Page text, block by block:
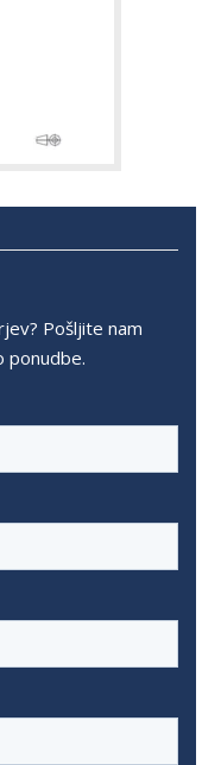
Pošljite nam
ponudbe.